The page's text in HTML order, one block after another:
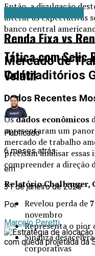
Então, a divulgação
alterar as expectativas
banco central
Mercado de
Contraditórios
Dados Recentes
Osdados econômicos
apresentaram um
mercado de trabalho
precisam analisar
compreender a direção
Relatório Challenger,
Revelou perda de
novembro
Representa o pior
Sinaliza
corporativas
Renda Fixa vs
Tática com Selic
Volátil
Publicado
6 meses atrás
em
31 de janeiro de 2026
Por
Marcelo Peretti